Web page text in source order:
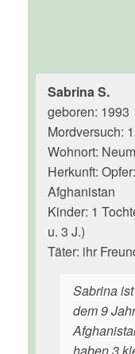
Sabrina S.
geboren: 1993
Mordversuch:
Wohnort:
Herkunft:
Afghanistan
Kinder: 1
u. 3 J.)
Täter: ihr
Sabrina
dem 9